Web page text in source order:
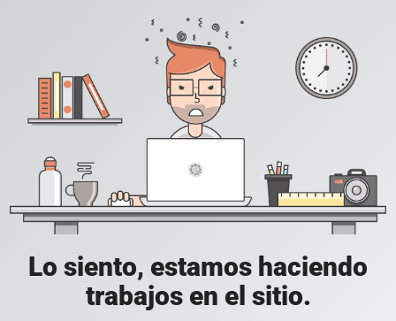
Lo siento, estamos haciendo
trabajos en el sitio.